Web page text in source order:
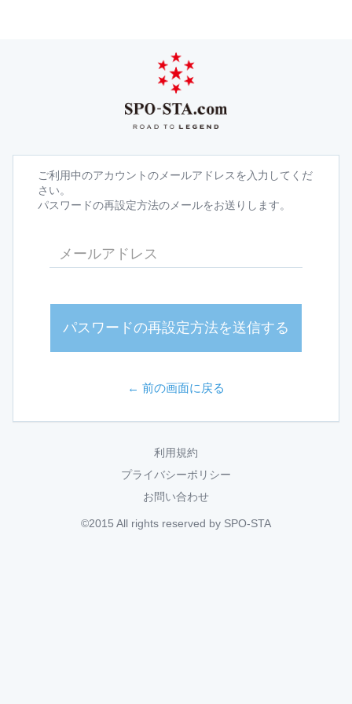
ご利用中のアカウントのメールアドレスを入力してくだ
さい。
パスワードの再設定方法のメールをお送りします。
パスワードの再設定方法を送信する
← 前の画面に戻る
利用規約
プライバシーポリシー
お問い合わせ
©2015 All rights reserved by SPO-STA